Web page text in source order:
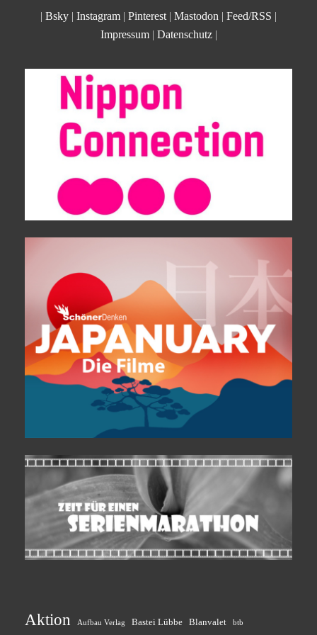
| Bsky | Instagram | Pinterest | Mastodon | Feed/RSS |
Impressum| Datenschutz|
Aktion Aufbau Verlag Bastei Lübbe Blanvalet btb